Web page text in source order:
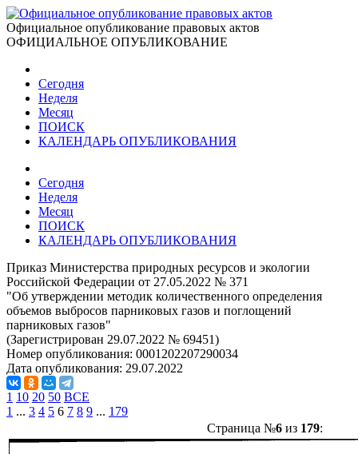
Официальное опубликование правовых актов
ОФИЦИАЛЬНОЕ ОПУБЛИКОВАНИЕ
Сегодня
Неделя
Месяц
ПОИСК
КАЛЕНДАРЬ ОПУБЛИКОВАНИЯ
Сегодня
Неделя
Месяц
ПОИСК
КАЛЕНДАРЬ ОПУБЛИКОВАНИЯ
Приказ Министерства природных ресурсов и экологии
Российской Федерации от 27.05.2022 № 371
"Об утверждении методик количественного определения
объемов выбросов парниковых газов и поглощений
парниковых газов"
(Зарегистрирован 29.07.2022 № 69451)
Номер опубликования: 0001202207290034
Дата опубликования: 29.07.2022
1 10 20 50 ВСЕ
1 ... 3 4 5 6 7 8 9 ... 179
Страница №6из 179: